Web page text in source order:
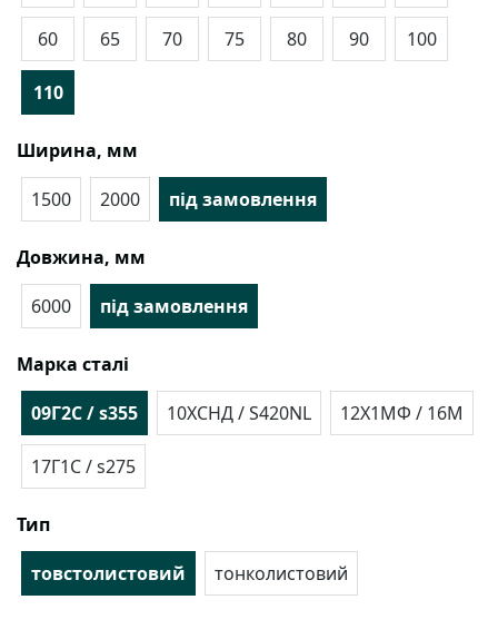
60 65 70 75 80 90 100
110
Ширина, мм
1500
2000 під замовлення
Довжина, мм
6000
під замовлення
Марка сталі
09Г2С / s355
10ХСНД / S420NL 12Х1МФ / 16М
17Г1С / s275
Тип
товстолистовий
тонколистовий